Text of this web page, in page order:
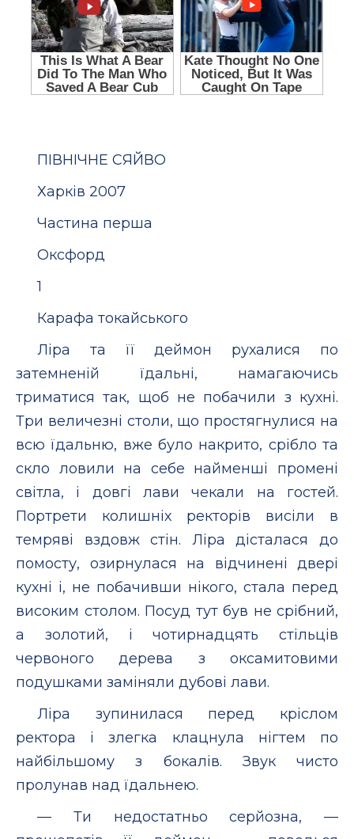
ПІВНІЧНЕ СЯЙВО
Харків 2007
Частина перша
Оксфорд
1
Карафа токайського
Ліра та її деймон рухалися по
затемненій їдальні, намагаючись
триматися так, щоб не побачили з кухні.
Три величезні столи, що простягнулися на
всю їдальню, вже було накрито, срібло та
скло ловили на себе найменші промені
світла, і довгі лави чекали на гостей.
Портрети колишніх ректорів висіли в
темряві вздовж стін. Ліра дісталася до
помосту, озирнулася на відчинені двері
кухні і, не побачивши нікого, стала перед
високим столом. Посуд тут був не срібний,
а золотий, і чотирнадцять стільців
червоного дерева з оксамитовими
подушками заміняли дубові лави.
Ліра зупинилася перед кріслом
ректора і злегка клацнула нігтем по
найбільшому з бокалів. Звук чисто
пролунав над їдальнею.
— Ти недостатньо серйозна, —